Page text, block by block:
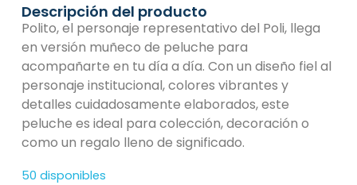
Descripción del producto
Polito, el personaje representativo del Poli, llega
en versión muñeco de peluche para
acompañarte en tu día a día. Con un diseño fiel al
personaje institucional, colores vibrantes y
detalles cuidadosamente elaborados, este
peluche es ideal para colección, decoración o
como un regalo lleno de significado.
50 disponibles